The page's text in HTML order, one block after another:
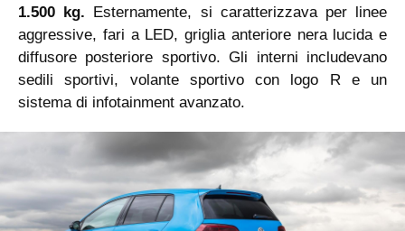
1.500 kg. Esternamente, si caratterizzava per linee
aggressive, fari a LED, griglia anteriore nera lucida e
diffusore posteriore sportivo. Gli interni includevano
sedili sportivi, volante sportivo con logo R e un
sistema di infotainment avanzato.